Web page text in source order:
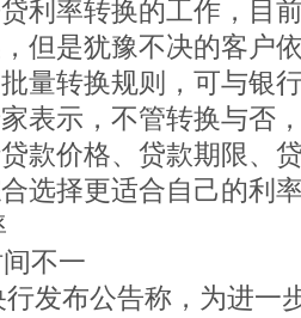
利率转换的工作，目
但是犹豫不决的客户
量转换规则，可与银
表示，不管转换与否
款价格、贷款期限、
选择更适合自己的利
不一
发布公告称，为进一